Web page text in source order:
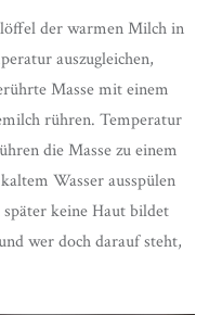
der warmen Milch in
auszugleichen,
Masse mit einem
rühren. Temperatur
die Masse zu einem
Wasser ausspülen
keine Haut bildet
wer doch darauf steht,